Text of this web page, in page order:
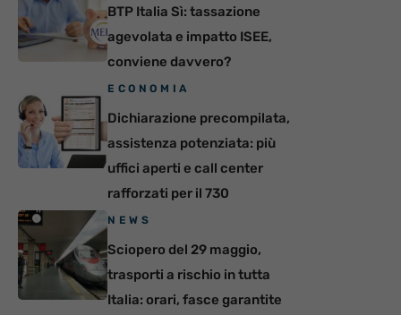
BTP Italia Sì: tassazione
agevolata e impatto ISEE,
conviene davvero?
ECONOMIA
Dichiarazione precompilata,
assistenza potenziata: più
uffici aperti e call center
rafforzati per il 730
NEWS
Sciopero del 29 maggio,
trasporti a rischio in tutta
Italia: orari, fasce garantite